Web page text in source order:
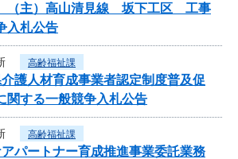
（主）高山清見線 坂下工区 工事
入札公告
高齢福祉課
護人材育成事業者認定制度普及促
関する一般競争入札公告
高齢福祉課
パートナー育成推進事業委託業務